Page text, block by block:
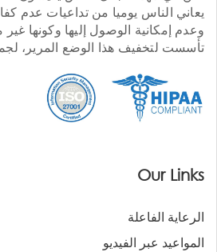
يعاني الناس يوميا من تداعيات عدم
وعدم إمكانية الوصول إليها وكونها
تأسست لتخفيف هذا الوضع المرير،
Our Links
الرعاية الفاعلة
المواعيد عبر الفيديو